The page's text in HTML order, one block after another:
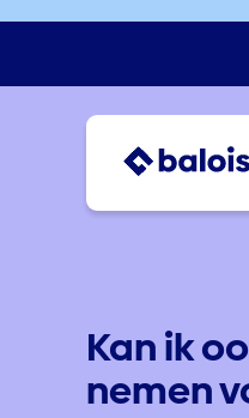
Kan ik
nemen